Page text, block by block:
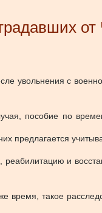
увольнения с
пособие по
предлагается
и
время, такое